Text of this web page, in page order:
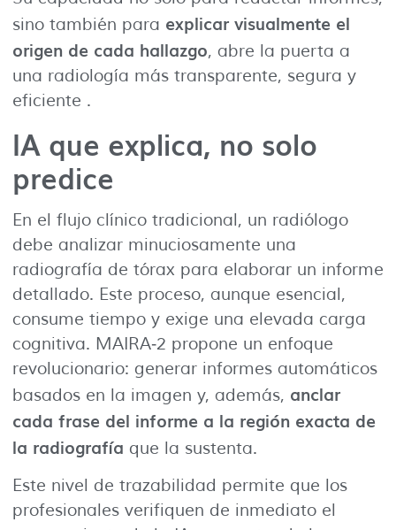
sino también para explicar visualmente el
origen de cada hallazgo, abre la puerta a
una radiología más transparente, segura y
eficiente .
IA que explica, no solo
predice
En el flujo clínico tradicional, un radiólogo
debe analizar minuciosamente una
radiografía de tórax para elaborar un informe
detallado. Este proceso, aunque esencial,
consume tiempo y exige una elevada carga
cognitiva. MAIRA‑2 propone un enfoque
revolucionario: generar informes automáticos
basados en la imagen y, además, anclar
cada frase del informe a la región exacta de
la radiografía que la sustenta.
Este nivel de trazabilidad permite que los
profesionales verifiquen de inmediato el